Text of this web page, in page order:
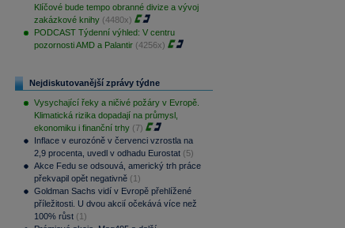
Klíčové bude tempo obranné divize a vývoj
zakázkové knihy (4480x)
PODCAST Týdenní výhled: V centru
pozornosti AMD a Palantir (4256x)
Nejdiskutovanější zprávy týdne
Vysychající řeky a ničivé požáry v Evropě.
Klimatická rizika dopadají na průmysl,
ekonomiku i finanční trhy (7)
Inflace v eurozóně v červenci vzrostla na
2,9 procenta, uvedl v odhadu Eurostat (5)
Akce Fedu se odsouvá, americký trh práce
překvapil opět negativně (1)
Goldman Sachs vidí v Evropě přehlížené
příležitosti. U dvou akcií očekává více než
100% růst (1)